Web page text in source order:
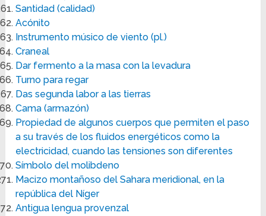
Santidad (calidad)
Acónito
Instrumento músico de viento (pl.)
Craneal
Dar fermento a la masa con la levadura
Turno para regar
Das segunda labor a las tierras
Cama (armazón)
Propiedad de algunos cuerpos que permiten el paso
a su través de los fluidos energéticos como la
electricidad, cuando las tensiones son diferentes
Símbolo del molibdeno
Macizo montañoso del Sahara meridional, en la
república del Níger
Antigua lengua provenzal